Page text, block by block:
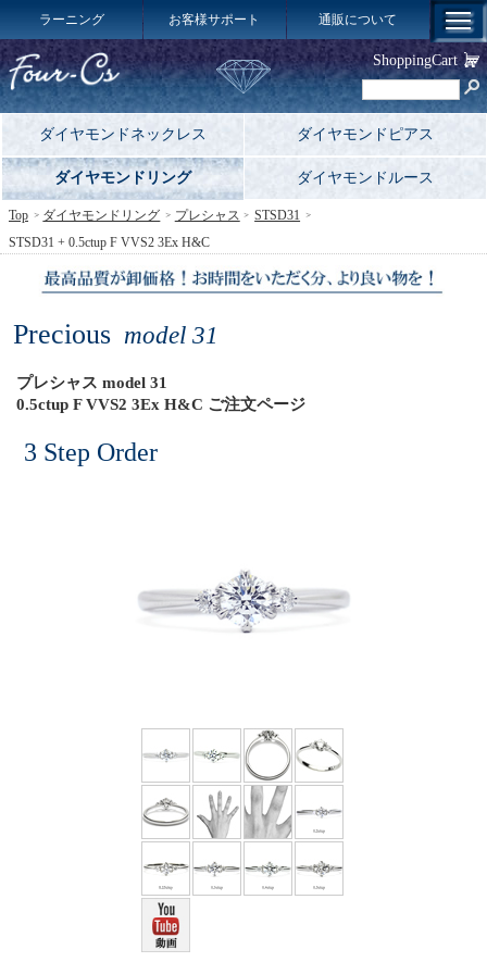
ラーニング お客様サポート 通販について
ダイヤモンドネックレス ダイヤモンドピアス
ダイヤモンドリング ダイヤモンドルース
Precious model 31
プレシャス model 31
0.5ctup F VVS2 3Ex H&C ご注文ページ
3 Step Order
Top ダイヤモンドリング プレシャス
STSD31
STSD31 + 0.5ctup F VVS2 3Ex H&C
ShoppingCart